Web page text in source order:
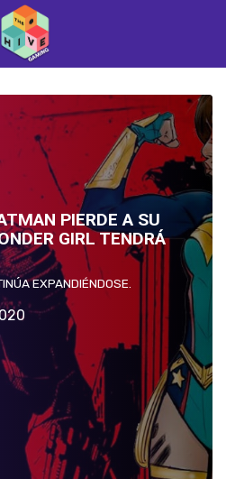
PIERDE A SU
GIRL TENDRÁ
EXPANDIÉNDOSE.